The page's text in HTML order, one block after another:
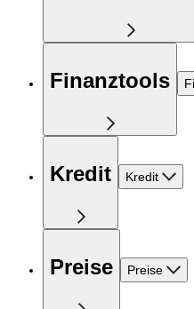
Finanztools
Kredit Kredit
Preise Preise